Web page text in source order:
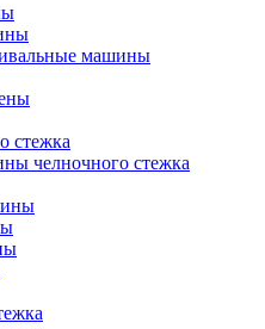
машины
стежка
челночного стежка